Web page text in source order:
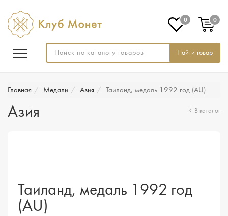
Найти товар
0 0
Главная Медали Азия Таиланд, медаль 1992 год (AU)
Азия В каталог
Таиланд, медаль 1992 год
(AU)